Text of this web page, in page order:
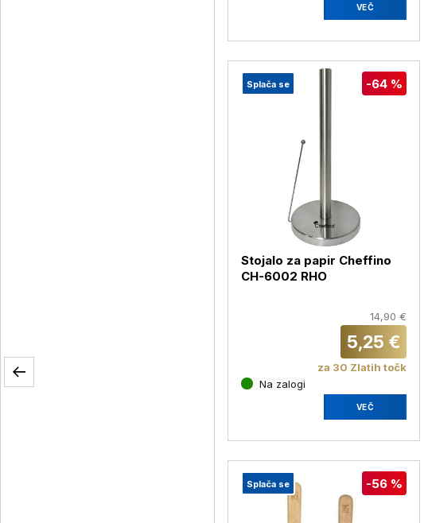
VEČ
Splača se -64 %
Stojalo za papir Cheffino
CH-6002 RHO
14,90 €
5,25 €
za 30 Zlatih točk
Na zalogi
VEČ
Splača se -56 %